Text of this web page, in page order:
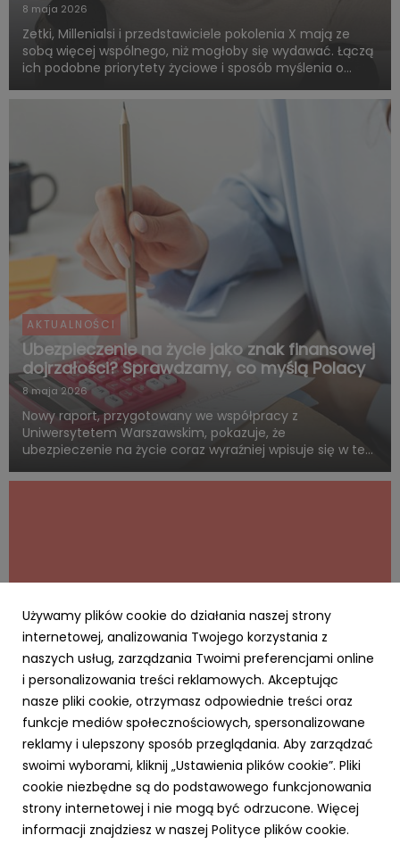
8 maja 2026
Zetki, Millenialsi i przedstawiciele pokolenia X mają ze
sobą więcej wspólnego, niż mogłoby się wydawać. Łączą
ich podobne priorytety życiowe i sposób myślenia o
dojrzałości życiowej decydują przede wszystkim:
AKTUALNOŚCI
Ubezpieczenie na życie jako znak finansowej
dojrzałości? Sprawdzamy, co myślą Polacy
8 maja 2026
Nowy raport, przygotowany we współpracy z
Uniwersytetem Warszawskim, pokazuje, że
ubezpieczenie na życie coraz wyraźniej wpisuje się w ten
odpowiedzialność i rozsądne planowanie przyszłości.
AKTUALNOŚCI
Cyfrowy Biznes się opłaca – rusza
kampania MRiT i NASK dla MŚP. Za realizację
odpowiada RO
20 kwietnia 2026
Agencja Ro na zlecenie Ministerstwa Rozwoju i
Technologii realizuje kampanię „Cyfrowy Biznes”.
Inicjatywa skierowana do sektora MŚP promuje
Używamy plików cookie do działania naszej strony
internetowej, analizowania Twojego korzystania z
naszych usług, zarządzania Twoimi preferencjami online
i personalizowania treści reklamowych. Akceptując
nasze pliki cookie, otrzymasz odpowiednie treści oraz
funkcje mediów społecznościowych, spersonalizowane
reklamy i ulepszony sposób przeglądania. Aby zarządzać
swoimi wyborami, kliknij „Ustawienia plików cookie”. Pliki
cookie niezbędne są do podstawowego funkcjonowania
strony internetowej i nie mogą być odrzucone. Więcej
informacji znajdziesz w naszej Polityce plików cookie.